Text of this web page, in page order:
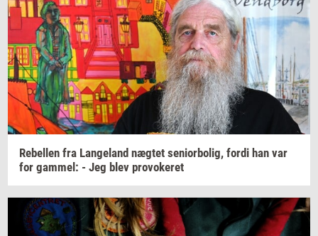
Re­bel­len fra Lan­geland næg­tet se­ni­o­r­bo­lig, fordi han var
for gam­mel: - Jeg blev pro­vo­ke­ret